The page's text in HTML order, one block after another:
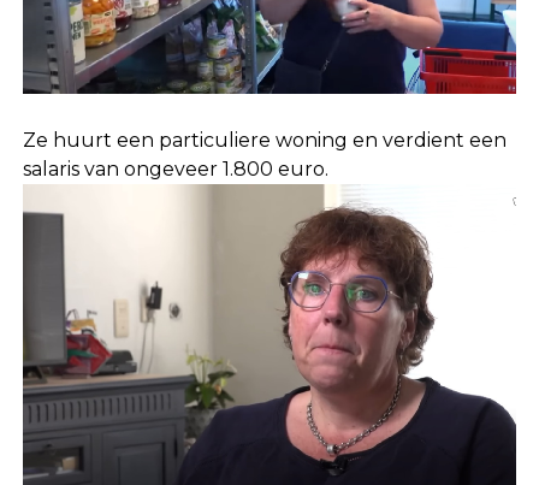
Ze huurt een particuliere woning en verdient een
salaris van ongeveer 1.800 euro.